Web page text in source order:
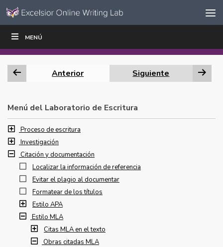
Ir al contenido
navegación
MENÚ
ESCRIBIR
Anterior Siguiente
Menú del Laboratorio de Escritura
Proceso de escritura
Investigación
Citación y documentación
Localizar la información de referencia
Evitar el plagio al documentar
Formatear de los títulos
Estilo APA
Estilo MLA
Citas MLA en el texto
Obras citadas MLA